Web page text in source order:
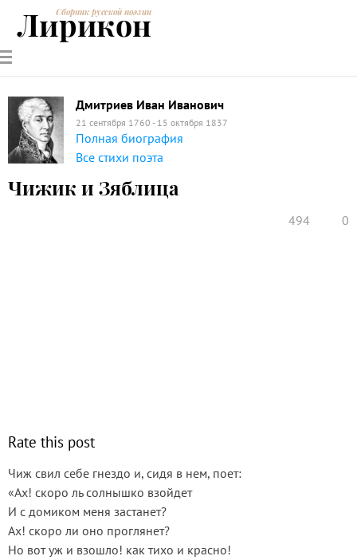
РУССКИЕ
ПОЭТЫ
СОВРЕМЕННИКИЭНЦИКЛОПЕДИЯ
ПОЭЗИИ
Сборник русской поэзии
Лирикон
Дмитриев Иван Иванович
21 сентября 1760 - 15 октября 1837
Полная биография
Все стихи поэта
Чижик и Зяблица
494 0
Rate this post
Чиж свил себе гнездо и, сидя в нем, поет:
«Ах! скоро ль солнышко взойдет
И с домиком меня застанет?
Ах! скоро ли оно проглянет?
Но вот уж и взошло! как тихо и красно!